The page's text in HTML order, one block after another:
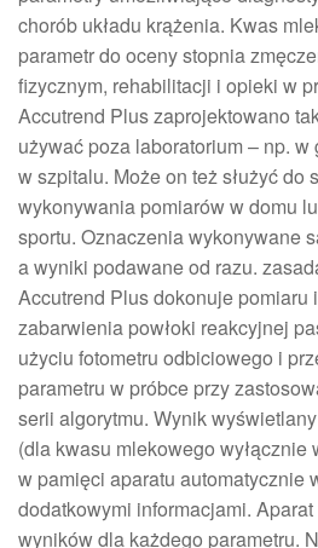
chorób układu krążenia. Kwas
parametr do oceny stopnia
fizycznym, rehabilitacji i opieki w
Accutrend Plus zaprojektowano
używać poza laboratorium – np.
w szpitalu. Może on też służyć do
wykonywania pomiarów w domu
sportu. Oznaczenia wykonywane
a wyniki podawane od razu.
Accutrend Plus dokonuje pomiaru
zabarwienia powłoki reakcyjnej
użyciu fotometru odbiciowego i
parametru w próbce przy
serii algorytmu. Wynik
(dla kwasu mlekowego wyłącznie
w pamięci aparatu automatycznie
dodatkowymi informacjami.
wyników dla każdego parametru.